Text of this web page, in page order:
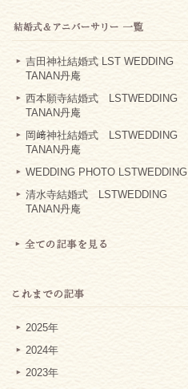
吉田神社結婚式 LST WEDDING
TANAN丹庵
西本願寺結婚式 LSTWEDDING
TANAN丹庵
岡﨑神社結婚式 LSTWEDDING
TANAN丹庵
WEDDING PHOTO LSTWEDDING
清水寺結婚式 LSTWEDDING
TANAN丹庵
2025年
2024年
2023年